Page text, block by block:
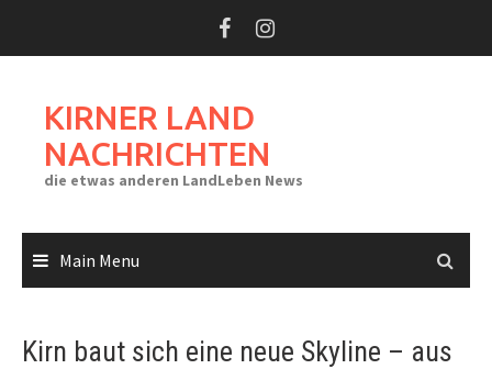
KIRNER LAND
NACHRICHTEN
die etwas anderen LandLeben News
Main Menu
Kirn baut sich eine neue Skyline – aus